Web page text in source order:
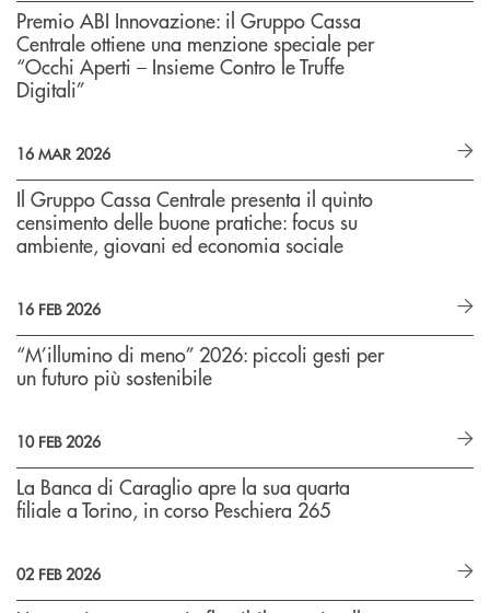
Premio ABI Innovazione: il Gruppo Cassa
Centrale ottiene una menzione speciale per
“Occhi Aperti – Insieme Contro le Truffe
Digitali”
16 MAR 2026
Il Gruppo Cassa Centrale presenta il quinto
censimento delle buone pratiche: focus su
ambiente, giovani ed economia sociale
16 FEB 2026
“M’illumino di meno” 2026: piccoli gesti per
un futuro più sostenibile
10 FEB 2026
La Banca di Caraglio apre la sua quarta
filiale a Torino, in corso Peschiera 265
02 FEB 2026